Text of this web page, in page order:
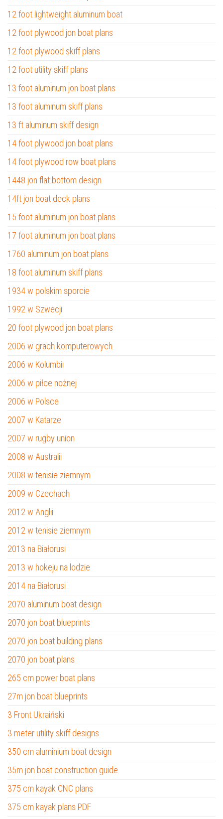
12 foot lightweight aluminum boat
12 foot plywood jon boat plans
12 foot plywood skiff plans
12 foot utility skiff plans
13 foot aluminum jon boat plans
13 foot aluminum skiff plans
13 ft aluminum skiff design
14 foot plywood jon boat plans
14 foot plywood row boat plans
1448 jon flat bottom design
14ft jon boat deck plans
15 foot aluminum jon boat plans
17 foot aluminum jon boat plans
1760 aluminum jon boat plans
18 foot aluminum skiff plans
1934 w polskim sporcie
1992 w Szwecji
20 foot plywood jon boat plans
2006 w grach komputerowych
2006 w Kolumbii
2006 w piłce nożnej
2006 w Polsce
2007 w Katarze
2007 w rugby union
2008 w Australii
2008 w tenisie ziemnym
2009 w Czechach
2012 w Anglii
2012 w tenisie ziemnym
2013 na Białorusi
2013 w hokeju na lodzie
2014 na Białorusi
2070 aluminum boat design
2070 jon boat blueprints
2070 jon boat building plans
2070 jon boat plans
265 cm power boat plans
27m jon boat blueprints
3 Front Ukraiński
3 meter utility skiff designs
350 cm aluminium boat design
35m jon boat construction guide
375 cm kayak CNC plans
375 cm kayak plans PDF